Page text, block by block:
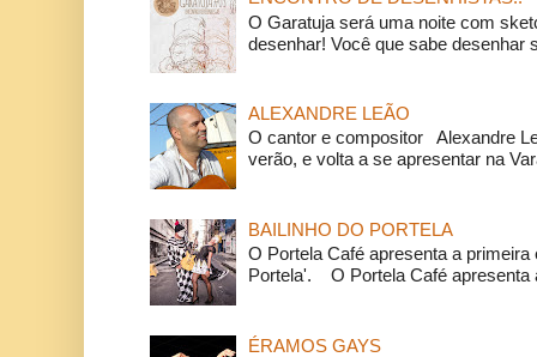
O Garatuja será uma noite com
desenhar! Você que sabe desenhar
ALEXANDRE LEÃO
O cantor e compositor Alexandre
verão, e volta a se apresentar na
BAILINHO DO PORTELA
O Portela Café apresenta a
Portela'. O Portela Café apresenta
ÉRAMOS GAYS